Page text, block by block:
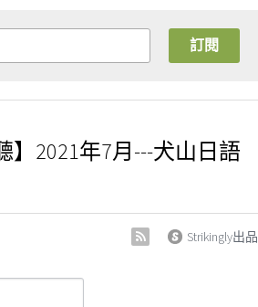
訂閱
】2021年7月---犬山日語
Strikingly出品